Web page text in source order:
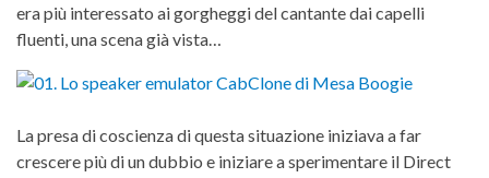
era più interessato ai gorgheggi del cantante dai capelli
fluenti, una scena già vista…
La presa di coscienza di questa situazione iniziava a far
crescere più di un dubbio e iniziare a sperimentare il Direct